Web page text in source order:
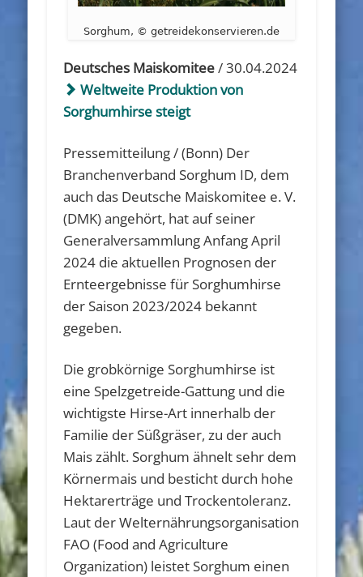
Sorghum, © getreidekonservieren.de
Deutsches Maiskomitee/ 30.04.2024
Weltweite Produktion von
Sorghumhirse steigt
Pressemitteilung / (Bonn) Der
Branchenverband Sorghum ID, dem
auch das Deutsche Maiskomitee e. V.
(DMK) angehört, hat auf seiner
Generalversammlung Anfang April
2024 die aktuellen Prognosen der
Ernteergebnisse für Sorghumhirse
der Saison 2023/2024 bekannt
gegeben.
Die grobkörnige Sorghumhirse ist
eine Spelzgetreide-Gattung und die
wichtigste Hirse-Art innerhalb der
Familie der Süßgräser, zu der auch
Mais zählt. Sorghum ähnelt sehr dem
Körnermais und besticht durch hohe
Hektarerträge und Trockentoleranz.
Laut der Welternährungsorganisation
FAO (Food and Agriculture
Organization) leistet Sorghum einen